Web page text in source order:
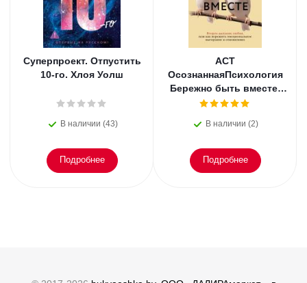
Суперпроект. Отпустить
10-го. Хлоя Уолш
В наличии (43)
Подробнее
АСТ
ОсознаннаяПсихология
Бережно быть вместе.
Второе дыхание любви,
эмоциональное
В наличии (2)
Подробнее